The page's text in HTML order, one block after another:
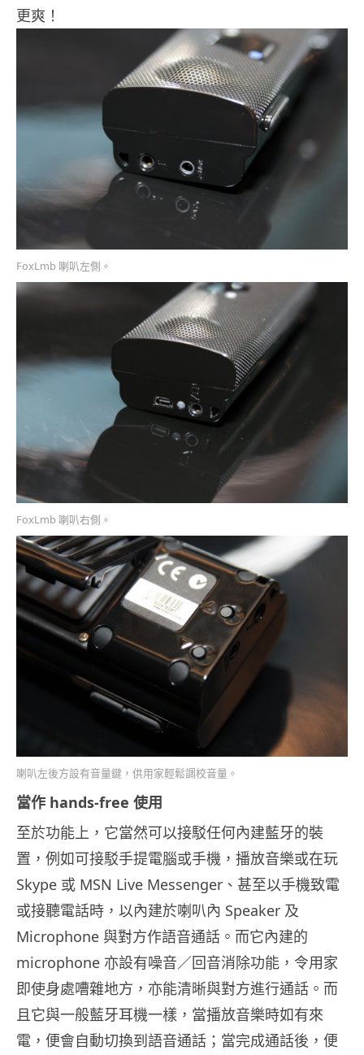
更爽！
FoxLmb 喇叭左側。
FoxLmb 喇叭右側。
喇叭左後方設有音量鍵，供用家輕鬆調校音量。
當作 hands-free 使用
至於功能上，它當然可以接駁任何內建藍牙的裝
置，例如可接駁手提電腦或手機，播放音樂或在玩
Skype 或 MSN Live Messenger、甚至以手機致電
或接聽電話時，以內建於喇叭內 Speaker 及
Microphone 與對方作語音通話。而它內建的
microphone 亦設有噪音／回音消除功能，令用家
即使身處嘈雜地方，亦能清晰與對方進行通話。而
且它與一般藍牙耳機一樣，當播放音樂時如有來
電，便會自動切換到語音通話；當完成通話後，便